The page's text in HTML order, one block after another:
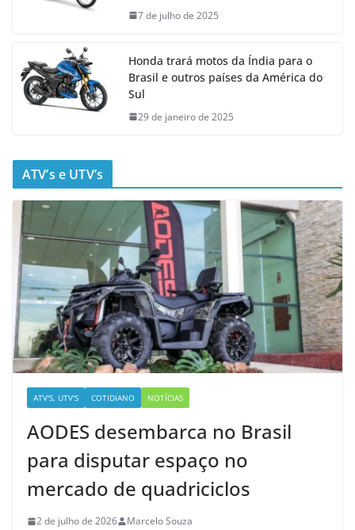
7 de julho de 2025
Honda trará motos da Índia para o
Brasil e outros países da América do
Sul
29 de janeiro de 2025
ATV’s e UTV’s
ATV'S, UTV'S COTIDIANO NOTÍCIAS
AODES desembarca no Brasil
para disputar espaço no
mercado de quadriciclos
2 de julho de 2026 Marcelo Souza